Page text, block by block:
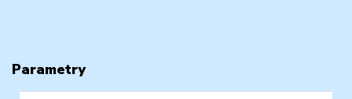
Parametry